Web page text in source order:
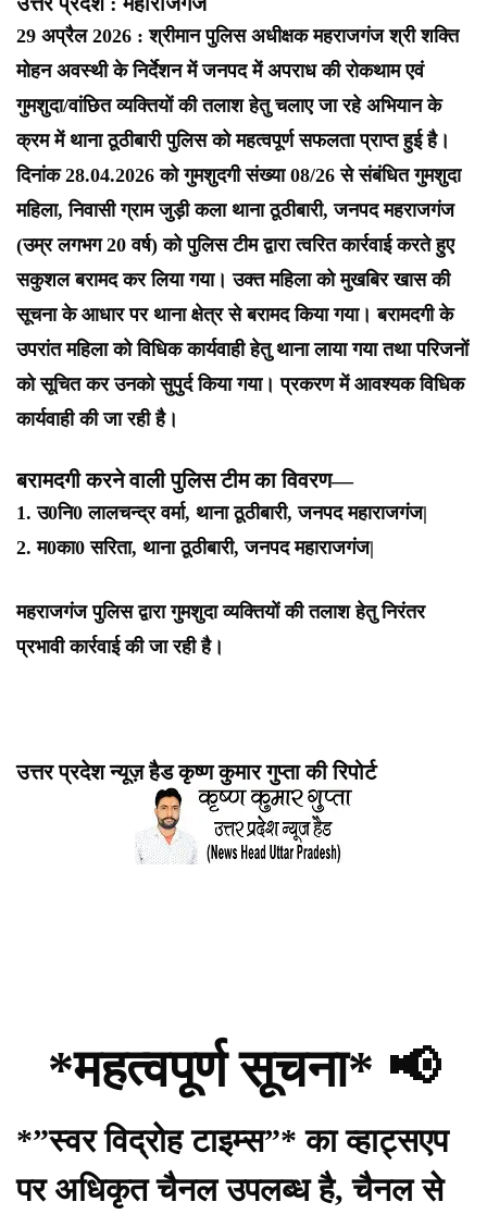
29 अप्रैल 2026 : श्रीमान पुलिस अधीक्षक महराजगंज श्री शक्ति
मोहन अवस्थी के निर्देशन में जनपद में अपराध की रोकथाम एवं
गुमशुदा/वांछित व्यक्तियों की तलाश हेतु चलाए जा रहे अभियान के
क्रम में थाना ठूठीबारी पुलिस को महत्वपूर्ण सफलता प्राप्त हुई है।
दिनांक 28.04.2026 को गुमशुदगी संख्या 08/26 से संबंधित गुमशुदा
महिला, निवासी ग्राम जुड़ी कला थाना ठूठीबारी, जनपद महराजगंज
(उम्र लगभग 20 वर्ष) को पुलिस टीम द्वारा त्वरित कार्रवाई करते हुए
सकुशल बरामद कर लिया गया। उक्त महिला को मुखबिर खास की
सूचना के आधार पर थाना क्षेत्र से बरामद किया गया। बरामदगी के
उपरांत महिला को विधिक कार्यवाही हेतु थाना लाया गया तथा परिजनों
को सूचित कर उनको सुपुर्द किया गया। प्रकरण में आवश्यक विधिक
कार्यवाही की जा रही है।
बरामदगी करने वाली पुलिस टीम का विवरण—
1. उ0नि0 लालचन्द्र वर्मा, थाना ठूठीबारी, जनपद महाराजगंज|
2. म0का0 सरिता, थाना ठूठीबारी, जनपद महाराजगंज|
महराजगंज पुलिस द्वारा गुमशुदा व्यक्तियों की तलाश हेतु निरंतर
प्रभावी कार्रवाई की जा रही है।
उत्तर प्रदेश न्यूज़ हैड कृष्ण कुमार गुप्ता की रिपोर्ट
*महत्वपूर्ण सूचना* 📢
*”स्वर विद्रोह टाइम्स”* का व्हाट्सएप
पर अधिकृत चैनल उपलब्ध है, चैनल से